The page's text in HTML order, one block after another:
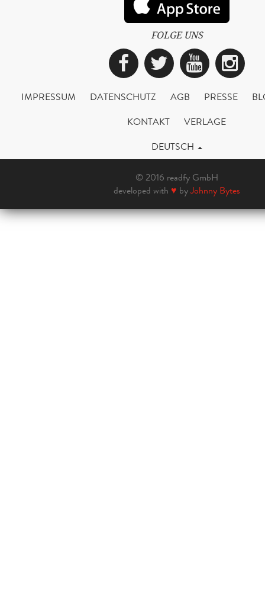
FOLGE UNS
Facebook
Twitter
IMPRESSUM DATENSCHUTZ AGB PRESSE
KONTAKT
VERLAGE
DEUTSCH
© 2016 readfy GmbH
developed with ♥ byJohnny Bytes